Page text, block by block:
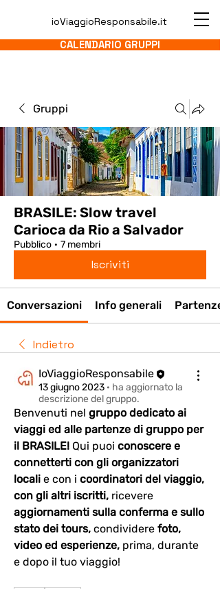
ioViaggioResponsabile.it
CALENDARIO GRUPPI
Gruppi
BRASILE: Slow travel
Carioca da Rio a Salvador
Pubblico · 7 membri
Iscriviti
Conversazioni Info generali Partenze
Indietro
IoViaggioResponsabile
13 giugno 2023 · ha aggiornato la
descrizione del gruppo.
Benvenuti nel gruppo dedicato ai
viaggi ed alle partenze di gruppo per
il BRASILE! Qui puoi conoscere e
connetterti con gli organizzatori
locali e con i coordinatori del viaggio,
con gli altri iscritti,
aggiornamenti sulla conferma e sullo
stato dei tours, condividere foto,
video ed esperienze, prima, durante
e dopo il tuo viaggio!